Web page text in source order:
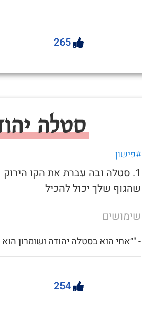
265
סטלה
#פישון
1. סטלה ובה עברת את הקו
שהגוף שלך יכול להכיל
שימושים
- "״אחי הוא בסטלה יהודה ושומרון הוא
254